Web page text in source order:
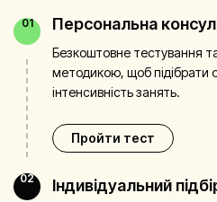
01 Персональна
Безкоштовне тестування
методикою, щоб підібрати
інтенсивність занять.
Пройти тест
02 Індивідуальний